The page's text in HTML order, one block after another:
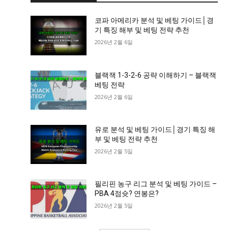
코파 아메리카 분석 및 베팅 가이드│경
기 특징 해부 및 베팅 전략 추천
2026년 2월 6일
블랙잭 1-3-2-6 공략 이해하기 – 블랙잭
베팅 전략
2026년 2월 6일
유로 분석 및 베팅 가이드│경기 특징 해
부 및 베팅 전략 추천
2026년 2월 5일
필리핀 농구 리그 분석 및 베팅 가이드 –
PBA 4점슛? 연봉은?
2026년 2월 5일